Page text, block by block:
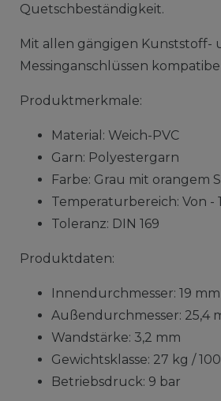
Quetschbeständigkeit.
Mit allen gängigen Kunststoff-
Messinganschlüssen
Produktmerkmale:
Material: Weich-PVC
Garn: Polyestergarn
Farbe: Grau mit orangem
Temperaturbereich: Von -
Toleranz: DIN 169
Produktdaten:
Innendurchmesser: 19 mm
Außendurchmesser: 25,4
Wandstärke: 3,2 mm
Gewichtsklasse: 27 kg /
Betriebsdruck: 9 bar